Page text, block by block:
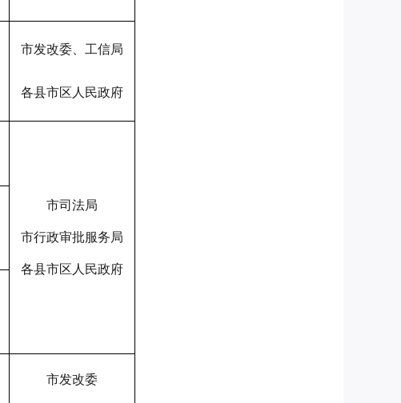
市发改委、工信局
各县市区人民政府
市司法局
市行政审批服务局
各县市区人民政府
市发改委